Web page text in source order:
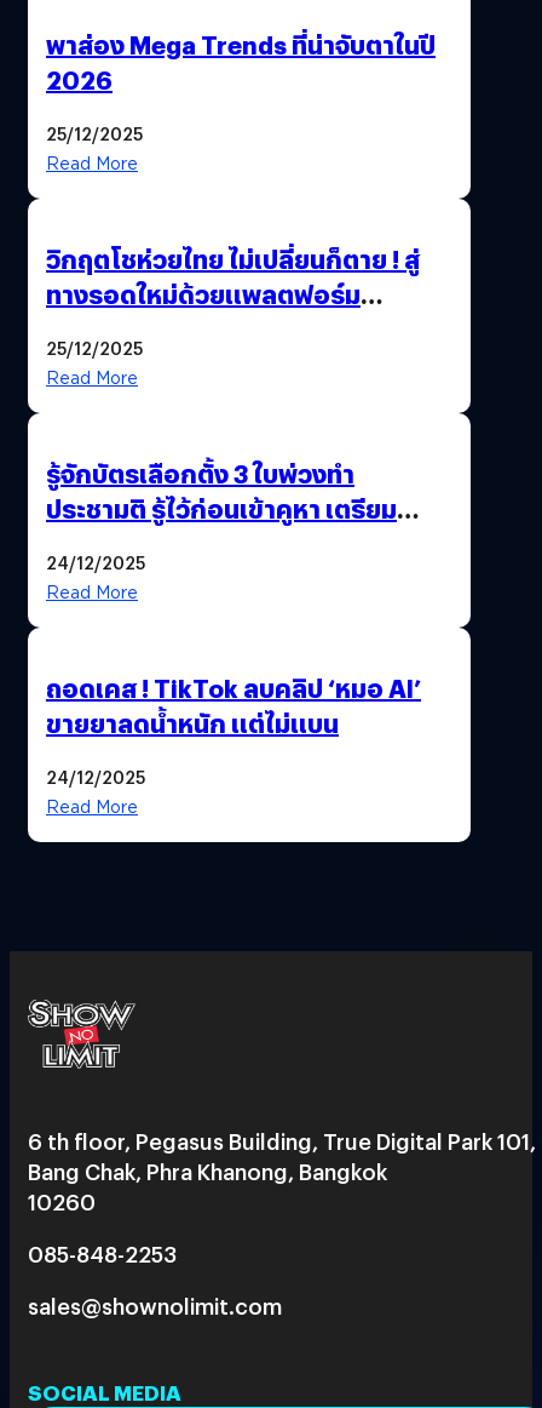
พาส่อง Mega Trends ที่น่าจับตาในปี
2026
25/12/2025
Read More
วิกฤตโชห่วยไทย ไม่เปลี่ยนก็ตาย ! สู่
ทางรอดใหม่ด้วยแพลตฟอร์ม
25/12/2025
Read More
รู้จักบัตรเลือกตั้ง 3 ใบพ่วงทำ
ประชามติ รู้ไว้ก่อนเข้าคูหา เตรียม
24/12/2025
Read More
ถอดเคส ! TikTok ลบคลิป ‘หมอ AI’
ขายยาลดน้ำหนัก แต่ไม่แบน
24/12/2025
Read More
6 th floor, Pegasus Building, True Digital Park 101,
Bang Chak, Phra Khanong, Bangkok
10260
085-848-2253
sales@shownolimit.com
SOCIAL MEDIA